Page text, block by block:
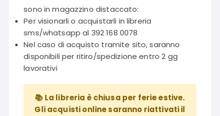
sono in magazzino distaccato:
Per visionarli o acquistarli in libreria
sms/whatsapp al 392 168 0078
Nel caso di acquisto tramite sito, saranno
disponibili per ritiro/spedizione entro 2 gg
lavorativi
📚 La libreria è chiusa per ferie estive.
Gli acquisti online saranno riattivati il